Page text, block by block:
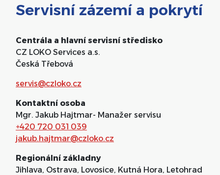
Servisní zázemí a pokrytí
Centrála a hlavní servisní středisko
CZ LOKO Services a.s.
Česká Třebová
servis@czloko.cz
Kontaktní osoba
Mgr. Jakub Hajtmar- Manažer servisu
+420 720 031 039
jakub.hajtmar@czloko.cz
Regionální základny
Jihlava, Ostrava, Lovosice, Kutná Hora, Letohrad